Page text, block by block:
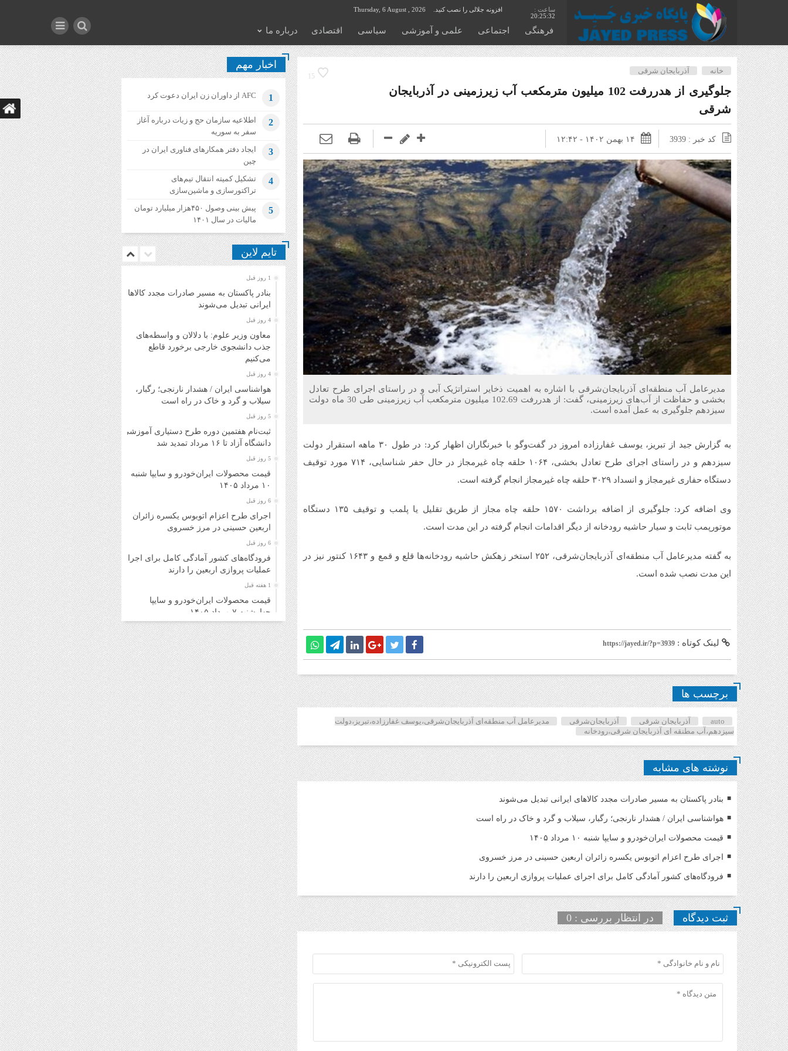
20:25:32
افزونه جلالی را نصب کنید. Thursday, 6 August , 2026
فرهنگی اجتماعی علمی و آموزشی سیاسی اقتصادی درباره ما
15
خانه آذربایجان شرقی
جلوگیری از هدررفت 102 میلیون مترمکعب آب زیرزمینی در آذربایجان
شرقی
کد خبر : 3939 ۱۴ بهمن ۱۴۰۲ - ۱۲:۴۲
مدیرعامل آب منطقه‌ای آذربایجان‌شرقی با اشاره به اهمیت ذخایر استراتژیک آبی و در راستای اجرای طرح تعادل
بخشی و حفاظت از آب‌های زیرزمینی، گفت: از هدررفت 102.69 میلیون مترمکعب آب زیرزمینی طی 30 ماه دولت
سیزدهم جلوگیری به عمل آمده است.
به گزارش جید از تبریز، یوسف غفارزاده امروز در گفت‌وگو با خبرنگاران اظهار کرد: در طول ۳۰ ماهه استقرار دولت
سیزدهم و در راستای اجرای طرح تعادل بخشی، ۱۰۶۴ حلقه چاه غیرمجاز در حال حفر شناسایی، ۷۱۴ مورد توقیف
دستگاه حفاری غیرمجاز و انسداد ۳۰۲۹ حلقه چاه غیرمجاز انجام گرفته است.
وی اضافه کرد: جلوگیری از اضافه برداشت ۱۵۷۰ حلقه چاه مجاز از طریق تقلیل یا پلمب و توقیف ۱۳۵ دستگاه
موتورپمب ثابت و سیار حاشیه رودخانه از دیگر اقدامات انجام گرفته در این مدت است.
به گفته مدیرعامل آب منطقه‌ای آذربایجان‌شرقی، ۲۵۲ استخر زهکش حاشیه رودخانه‌ها قلع و قمع و ۱۶۴۳ کنتور نیز در
این مدت نصب شده است.
لینک کوتاه : https://jayed.ir/?p=3939
برچسب ها
auto آذربایجان شرقی آذربایجان‌شرقی
مدیرعامل آب منطقه‌ای آذربایجان‌شرقی،یوسف غفارزاده،تبریز،دولت
سیزدهم،آب مطنقه ای آذربایجان شرقی،رودخانه
نوشته های مشابه
بنادر پاکستان به مسیر صادرات مجدد کالاهای ایرانی تبدیل می‌شوند
هواشناسی ایران / هشدار نارنجی؛ رگبار، سیلاب و گرد و خاک در راه است
قیمت محصولات ایران‌خودرو و سایپا شنبه ۱۰ مرداد ۱۴۰۵
اجرای طرح اعزام اتوبوس یکسره زائران اربعین حسینی در مرز خسروی
فرودگاه‌های کشور آمادگی کامل برای اجرای عملیات پروازی اربعین را دارند
ثبت دیدگاه در انتظار بررسی : 0
اخبار مهم
1 AFC از داوران زن ایران دعوت کرد
2
اطلاعیه‌ سازمان حج و زیات درباره آغاز
سفر به سوریه
3
ایجاد دفتر همکارهای فناوری ایران در
چین
4
تشکیل کمیته انتقال تیم‌های
تراکتورسازی و ماشین‌سازی
5
پیش بینی وصول ۴۵۰هزار میلیارد تومان
مالیات در سال ۱۴۰۱
تایم لاین
1 روز قبل
بنادر پاکستان به مسیر صادرات مجدد کالاهای
ایرانی تبدیل می‌شوند
4 روز قبل
معاون وزیر علوم: با دلالان و واسطه‌های
جذب دانشجوی خارجی برخورد قاطع
می‌کنیم
4 روز قبل
هواشناسی ایران / هشدار نارنجی؛ رگبار،
سیلاب و گرد و خاک در راه است
5 روز قبل
ثبت‌نام هفتمین دوره طرح دستیاری آموزشی
دانشگاه آزاد تا ۱۶ مرداد تمدید شد
5 روز قبل
قیمت محصولات ایران‌خودرو و سایپا شنبه
۱۰ مرداد ۱۴۰۵
6 روز قبل
اجرای طرح اعزام اتوبوس یکسره زائران
اربعین حسینی در مرز خسروی
6 روز قبل
فرودگاه‌های کشور آمادگی کامل برای اجرای
عملیات پروازی اربعین را دارند
1 هفته قبل
قیمت محصولات ایران‌خودرو و سایپا
چهارشنبه ۷ مرداد ۱۴۰۵
1 هفته قبل
قیمت محصولات ایران‌خودرو و سایپا
سه‌شنبه ۶ مرداد ۱۴۰۵
1 هفته قبل
خرید اینترنتی بلیت اتوبوس برای برگشت
زائران امکان‌پذیر شد
1 هفته قبل
قیمت روز محصولات ایران‌خودرو و سایپا
دوشنبه ۵ مرداد ۱۴۰۵
1 هفته قبل
قیمت محصولات ایران‌خودرو و سایپا یکشنبه
۴ مرداد ۱۴۰۵
1 هفته قبل
قیمت روز محصولات ایران‌خودرو و سایپا
شنبه ۳ مرداد ۱۴۰۵
1 هفته قبل
ثبت‌نام بیش از ۱۵ هزار داوطلب دستیاری
آموزشی تا امروز/ مهلت ثبت نام تمدید شد
1 هفته قبل
افزایش دما در نیمه شمالی کشور از امروز
تا یکشنبه